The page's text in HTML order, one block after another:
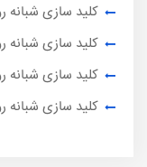
کلید سازی شبانه
کلید سازی شبانه
کلید سازی شبانه
کلید سازی شبانه